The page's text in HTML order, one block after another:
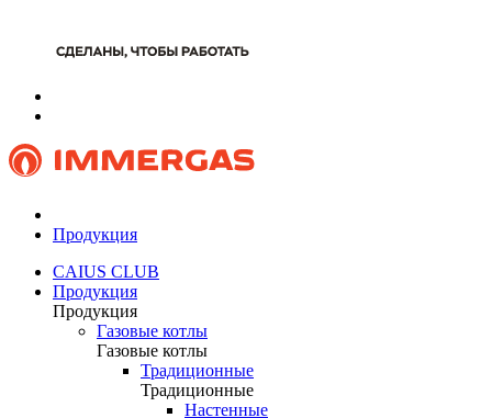
Продукция
CAIUS CLUB
Продукция
Продукция
Газовые котлы
Газовые котлы
Традиционные
Традиционные
Настенные